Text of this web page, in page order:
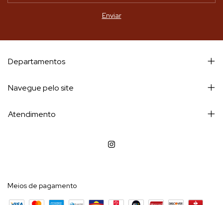
Departamentos
Navegue pelo site
Atendimento
Meios de pagamento